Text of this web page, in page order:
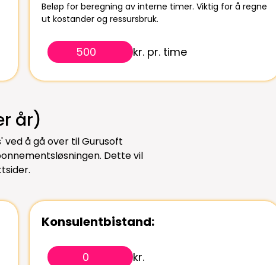
Beløp for beregning av interne timer. Viktig for å regne
ut kostander og ressursbruk.
kr. pr. time
år)
å gå over til Gurusoft
Dette vil
Konsulentbistand:
kr.